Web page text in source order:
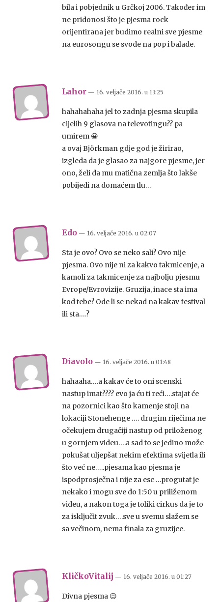
bila i pobjednik u Grčkoj 2006. Također im
ne pridonosi što je pjesma rock
orijentirana jer budimo realni sve pjesme
na eurosongu se svode na pop i balade.
Lahor — 16. veljače 2016. u 13:25
hahahahaha jel to zadnja pjesma skupila
cijelih 9 glasova na televotingu?? pa
umirem 😀
a ovaj Björkman gdje god je žirirao,
izgleda da je glasao za najgore pjesme, jer
ono, želi da mu matična zemlja što lakše
pobijedi na domaćem tlu…
Edo — 16. veljače 2016. u 02:07
Sta je ovo? Ovo se neko sali? Ovo nije
pjesma. Ovo nije ni za kakvo takmicenje, a
kamoli za takmicenje za najbolju pjesmu
Evrope/Evrovizije. Gruzija, inace sta ima
kod tebe? Ode li se nekad na kakav festival
ili sta….?
Diavolo — 16. veljače 2016. u 01:48
hahaaha….a kakav će to oni scenski
nastup imat???? evo ja ću ti reći….stajat će
na pozornici kao što kamenje stoji na
lokaciji Stonehenge …. drugim riječima ne
očekujem drugačiji nastup od priloženog
u gornjem videu….a sad to se jedino može
pokušat uljepšat nekim efektima svijetla ili
što već ne…..pjesama kao pjesma je
ispodprosječna i nije za esc …progutat je
nekako i mogu sve do 1:50 u priliženom
videu, a nakon toga je toliki cirkus da je to
za isključit zvuk….sve u svemu slažem se
sa večinom, nema finala za gruzijce.
KličkoVitalij — 16. veljače 2016. u 01:27
Divna pjesma 😉